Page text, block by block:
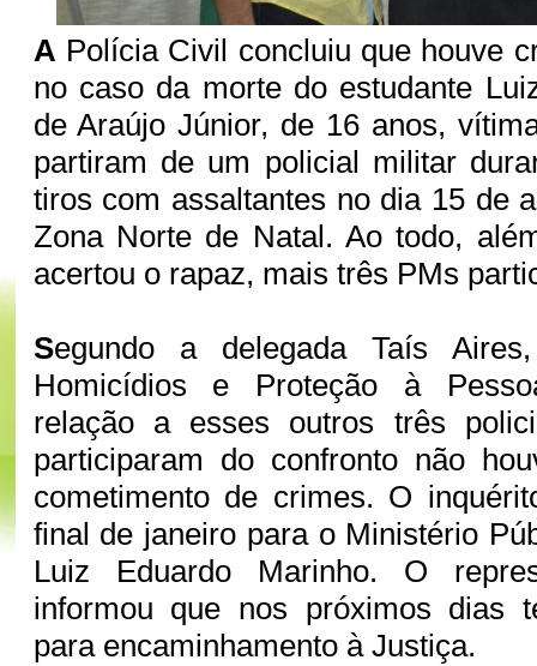
A Polícia Civil concluiu que houve
no caso da morte do estudante
de Araújo Júnior, de 16 anos,
partiram de um policial militar
tiros com assaltantes no dia 15 de
Zona Norte de Natal. Ao todo,
acertou o rapaz, mais três PMs
Segundo a delegada Taís
Homicídios e Proteção à
relação a esses outros três
participaram do confronto não
cometimento de crimes. O
final de janeiro para o Ministério
Luiz Eduardo Marinho. O
informou que nos próximos dias
para encaminhamento à Justiça.